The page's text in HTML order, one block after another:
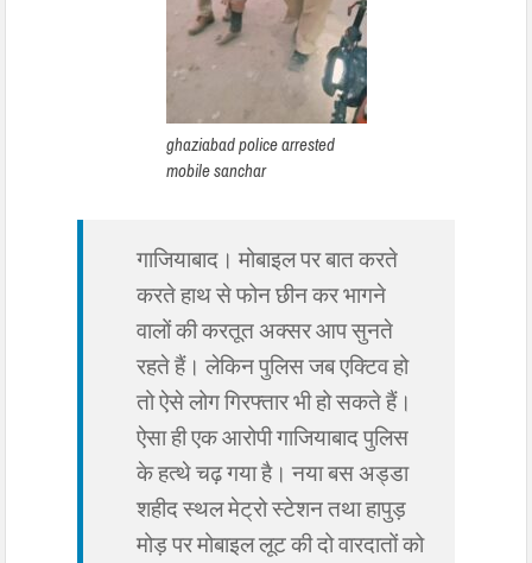
ghaziabad police arrested
mobile sanchar
गाजियाबाद। मोबाइल पर बात करते
करते हाथ से फोन छीन कर भागने
वालों की करतूत अक्सर आप सुनते
रहते हैं। लेकिन पुलिस जब एक्टिव हो
तो ऐसे लोग गिरफ्तार भी हो सकते हैं।
ऐसा ही एक आरोपी गाजियाबाद पुलिस
के हत्थे चढ़ गया है। नया बस अड्डा
शहीद स्थल मेट्रो स्टेशन तथा हापुड़
मोड़ पर मोबाइल लूट की दो वारदातों को